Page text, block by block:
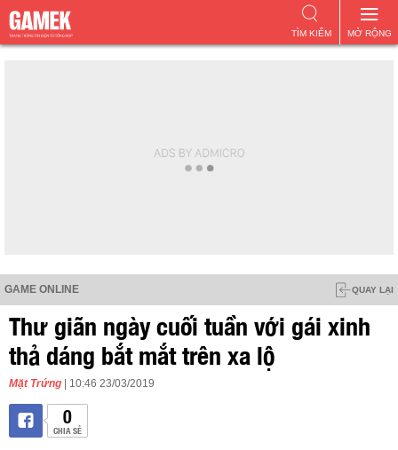
MỞ RỘNG
TÌM KIẾM
GAME ONLINE QUAY LẠI
Thư giãn ngày cuối tuần với gái xinh
thả dáng bắt mắt trên xa lộ
Mặt Trứng | 10:46 23/03/2019
0
CHIA SẺ